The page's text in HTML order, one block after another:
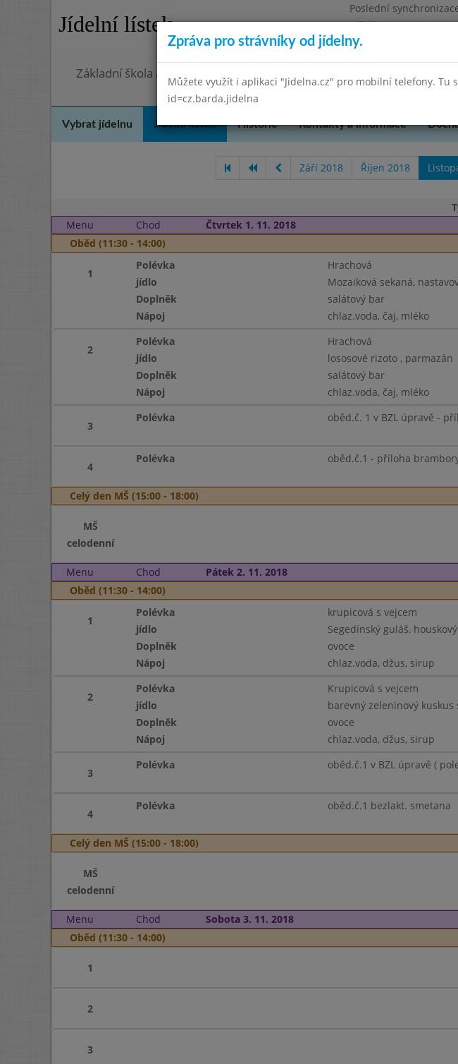
Jídelní lístek
Poslední
Středa 29.7.2026 9:58
Omezení objednávek
Základní škola a mateřská škola Chmelnice, Praha 3, K Lučinám 18/
Vybrat jídelnu Jídelní lístek Historie Kontakty a informace
Září 2018 Říjen 2018
Menu
Chod Čtvrtek 1. 11. 2018
Oběd (11:30 - 14:00)
1
Polévka Hrachová
jídlo
Mozaiková sekaná,
Doplněk
salátový bar
Nápoj
chlaz.voda, čaj, mléko
2
Polévka Hrachová
jídlo
lososové rizoto , parmazán
Doplněk
salátový bar
Nápoj
chlaz.voda, čaj, mléko
3
Polévka oběd.č. 1 v BZL úpravě -
4
Polévka oběd.č.1 - příloha
Celý den MŠ (15:00 - 18:00)
MŠ
celodenní
Menu Chod Pátek 2. 11. 2018
Oběd (11:30 - 14:00)
1
Polévka krupicová s vejcem
jídlo
Segedínský guláš,
Doplněk
ovoce
Nápoj
chlaz.voda, džus, sirup
2
Polévka Krupicová s vejcem
jídlo
barevný zeleninový kuskus
Doplněk
ovoce
Nápoj
chlaz.voda, džus, sirup
3
Polévka oběd.č.1 v BZL úpravě (
4
Polévka oběd.č.1 bezlakt. smetana
Celý den MŠ (15:00 - 18:00)
MŠ
celodenní
Menu Chod
Sobota 3. 11. 2018
Oběd (11:30 - 14:00)
1
2
3
Zpráva pro strávníky od jídelny.
Můžete využít i aplikaci "Jidelna.cz" pro mobilní telefony.
id=cz.barda.jidelna